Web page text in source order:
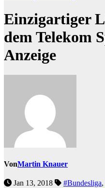
Einzigartiger
dem Telekom
Anzeige
VonMartin Knauer
Jan 13, 2018 #Bundesliga,